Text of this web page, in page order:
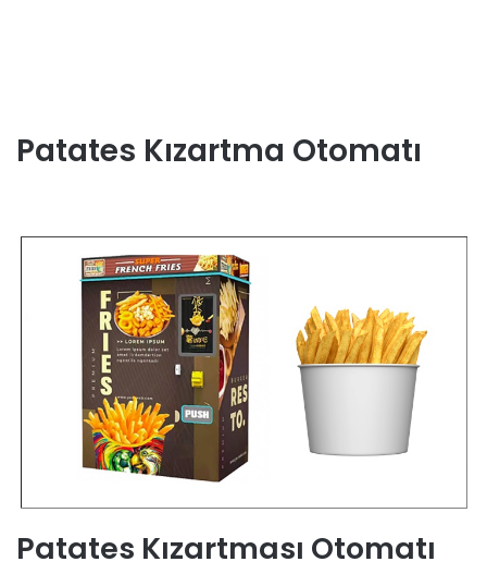
Patates Kızartma Otomatı
Patates Kızartması Otomatı